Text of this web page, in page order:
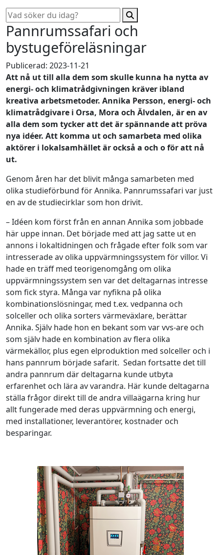
Pannrumssafari och
bystugeföreläsningar
Publicerad: 2023-11-21
Att nå ut till alla dem som skulle kunna ha nytta av
energi- och klimatrådgivningen kräver ibland
kreativa arbetsmetoder. Annika Persson, energi- och
klimatrådgivare i Orsa, Mora och Älvdalen, är en av
alla dem som tycker att det är spännande att pröva
nya idéer. Att komma ut och samarbeta med olika
aktörer i lokalsamhället är också a och o för att nå
ut.
Genom åren har det blivit många samarbeten med
olika studieförbund för Annika. Pannrumssafari var just
en av de studiecirklar som hon drivit.
– Idéen kom först från en annan Annika som jobbade
här uppe innan. Det började med att jag satte ut en
annons i lokaltidningen och frågade efter folk som var
intresserade av olika uppvärmningssystem för villor. Vi
hade en träff med teorigenomgång om olika
uppvärmningssystem sen var det deltagarnas intresse
som fick styra. Många var nyfikna på olika
kombinationslösningar, med t.ex. vedpanna och
solceller och olika sorters värmeväxlare, berättar
Annika. Själv hade hon en bekant som var vvs-are och
som själv hade en kombination av flera olika
värmekällor, plus egen elproduktion med solceller och i
hans pannrum började safarit. Sedan fortsatte det till
andra pannrum där deltagarna kunde utbyta
erfarenhet och lära av varandra. Här kunde deltagarna
ställa frågor direkt till de andra villaägarna kring hur
allt fungerade med deras uppvärmning och energi,
med installationer, leverantörer, kostnader och
besparingar.